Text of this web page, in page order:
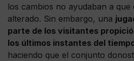
los cambios no ayudaban a
alterado. Sin embargo, una
parte de los visitantes
los últimos instantes del
haciendo que el conjunto